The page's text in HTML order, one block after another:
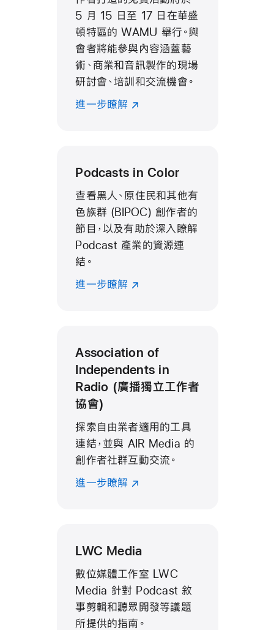
5 月 15 日至 17 日在華盛
頓特區的 WAMU 舉行。與
會者將能參與內容涵蓋藝
術、商業和音訊製作的現場
研討會、培訓和交流機會。
進一步瞭解
Podcasts in Color
查看黑人、原住民和其他有
色族群 (BIPOC) 創作者的
節目，以及有助於深入瞭解
Podcast 產業的資源連
結。
進一步瞭解
Association of
Independents in
Radio (廣播獨立工作者
協會)
探索自由業者適用的工具
連結，並與 AIR Media 的
創作者社群互動交流。
進一步瞭解
LWC Media
數位媒體工作室 LWC
Media 針對 Podcast 敘
事剪輯和聽眾開發等議題
所提供的指南。